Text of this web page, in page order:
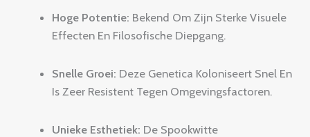
Hoge Potentie: Bekend Om Zijn Sterke Visuele
Effecten En Filosofische Diepgang.
Snelle Groei: Deze Genetica Koloniseert Snel En
Is Zeer Resistent Tegen Omgevingsfactoren.
Unieke Esthetiek: De Spookwitte